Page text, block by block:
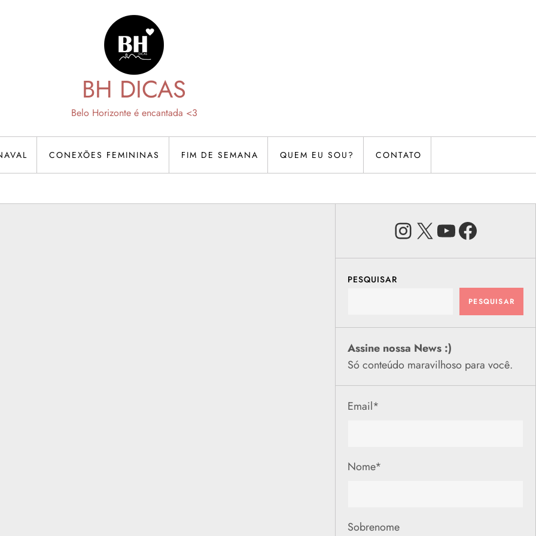
BH DICAS
Belo Horizonte é encantada <3
CONEXÕES FEMININAS FIM DE SEMANA QUEM EU SOU? CONTATO
Instagram
X Youtube
PESQUISAR
PESQUISAR
Assine nossa News :)
Só conteúdo maravilhoso para você.
Email*
Nome*
Sobrenome